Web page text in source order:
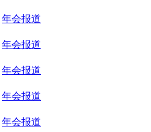
年会报道
年会报道
年会报道
年会报道
年会报道